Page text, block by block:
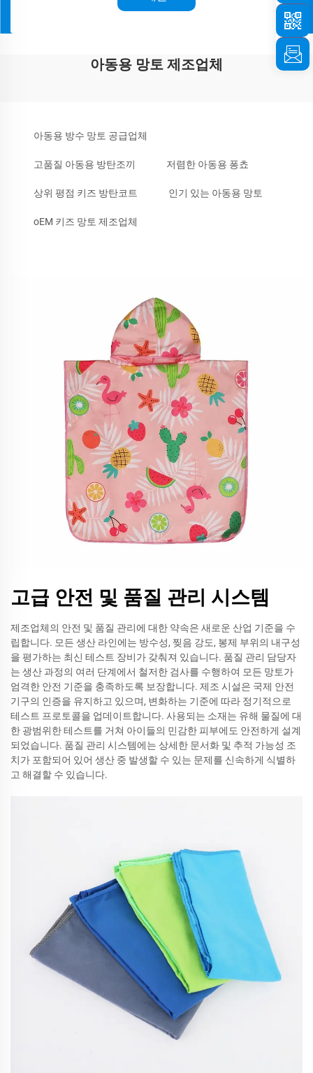
아동용 망토 제조업체
아동용 방수 망토 공급업체
고품질 아동용 방탄조끼 저렴한 아동용 퐁쵸
상위 평점 키즈 방탄코트 인기 있는 아동용 망토
oEM 키즈 망토 제조업체
고급 안전 및 품질 관리 시스템
제조업체의 안전 및 품질 관리에 대한 약속은 새로운 산업 기준을 수
립합니다. 모든 생산 라인에는 방수성, 찢음 강도, 봉제 부위의 내구성
을 평가하는 최신 테스트 장비가 갖춰져 있습니다. 품질 관리 담당자
는 생산 과정의 여러 단계에서 철저한 검사를 수행하여 모든 망토가
엄격한 안전 기준을 충족하도록 보장합니다. 제조 시설은 국제 안전
기구의 인증을 유지하고 있으며, 변화하는 기준에 따라 정기적으로
테스트 프로토콜을 업데이트합니다. 사용되는 소재는 유해 물질에 대
한 광범위한 테스트를 거쳐 아이들의 민감한 피부에도 안전하게 설계
되었습니다. 품질 관리 시스템에는 상세한 문서화 및 추적 가능성 조
치가 포함되어 있어 생산 중 발생할 수 있는 문제를 신속하게 식별하
고 해결할 수 있습니다.